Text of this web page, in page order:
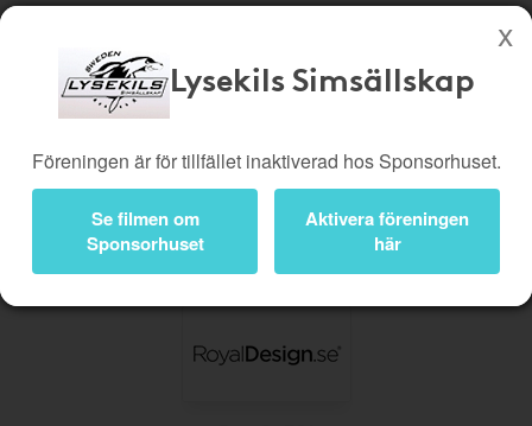
Köp genom denna sida stöttar Lysekils Simsällskap
Presentkort
Kampanjer
Bli medlem
Logga in
Lysekils Simsällskap
Föreningen är för tillfället inaktiverad hos Sponsorhuset.
Se filmen om
Sponsorhuset
Aktivera föreningen
här